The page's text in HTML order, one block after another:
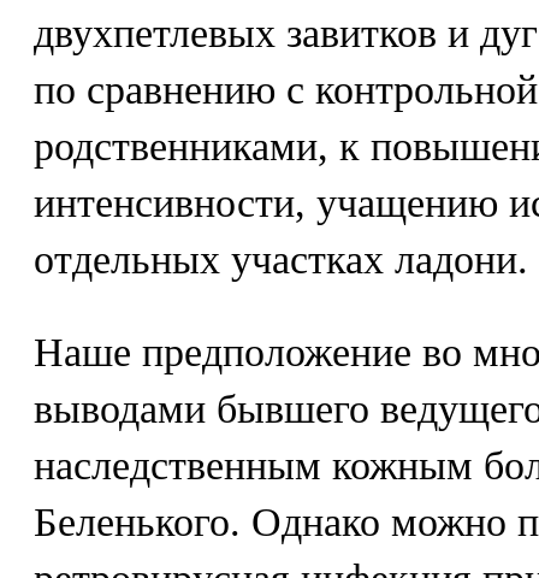
двухпетлевых завитков и
по сравнению с
родственниками, к
интенсивности, учащению
отдельных участках ладони.
Наше предположение во
выводами бывшего
наследственным кожным
Беленького. Однако можно